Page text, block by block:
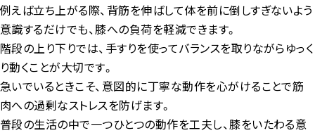
例えば立ち上がる際、背筋を伸ばして体を前に倒しすぎないよう
意識するだけでも、膝への負荷を軽減できます。
階段の上り下りでは、手すりを使ってバランスを取りながらゆっく
り動くことが大切です。
急いでいるときこそ、意図的に丁寧な動作を心がけることで筋
肉への過剰なストレスを防げます。
普段の生活の中で一つひとつの動作を工夫し、膝をいたわる意